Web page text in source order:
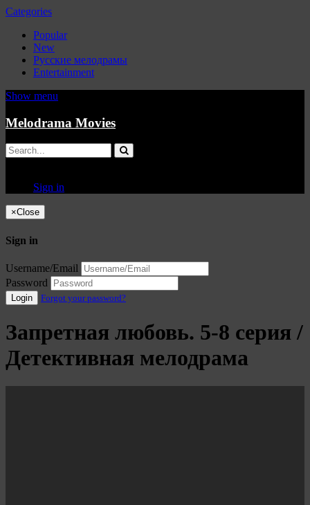
Categories
Popular
New
Русские мелодрамы
Entertainment
Show menu
Melodrama Movies
Sign in
×Close
Sign in
Username/Email
Password
Login Forgot your password?
Запретная любовь. 5-8 серия /
Детективная мелодрама